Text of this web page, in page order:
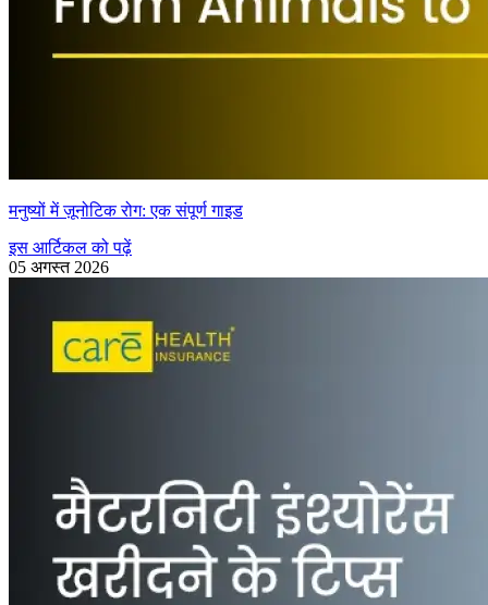
मनुष्यों में ज़ूनोटिक रोग: एक संपूर्ण गाइड
इस आर्टिकल को पढ़ें
05 अगस्त 2026